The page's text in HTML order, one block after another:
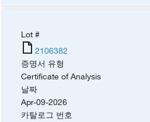
Lot #
2106382
증명서 유형
Certificate of Analysis
날짜
Apr-09-2026
카탈로그 번호